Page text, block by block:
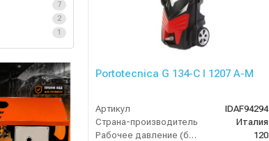
7
2
1
Portotecnica G 134-C I 1207 A-M
Артикул
IDAF94294
Страна-производитель
Италия
Рабочее давление (бар)
120